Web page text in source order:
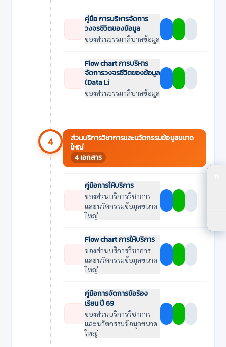
คู่มือ การบริหารจัดการ
วงจรชีวิตของข้อมูล
ของส่วนธรรมาภิบาลข้อมูล
Flow chart การบริหาร
จัดการวงจรชีวิตของข้อมูล
(Data Li
ของส่วนธรรมาภิบาลข้อมูล
4
ส่วนบริการวิชาการและนวัตกรรมข้อมูลขนาด
ใหญ่
4 เอกสาร
คู่มือการให้บริการ
ของส่วนบริการวิชาการ
และนวัตกรรมข้อมูลขนาด
ใหญ่
Flow chart การให้บริการ
ของส่วนบริการวิชาการ
และนวัตกรรมข้อมูลขนาด
ใหญ่
คู่มือการจัดการข้อร้อง
เรียน ปี 69
ของส่วนบริการวิชาการ
และนวัตกรรมข้อมูลขนาด
ใหญ่